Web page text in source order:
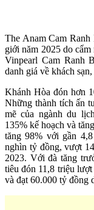
The Anam Cam
giới năm 2025 do
Vinpearl Cam Ranh
danh giá về khách
Khánh Hòa đón hơn
Những thành tích ấn
mẽ của ngành du
135% kế hoạch và
tăng 98% với gần
nghìn tỷ đồng, vượt
2023. Với đà tăng
tiêu đón 11,8 triệu
và đạt 60.000 tỷ đồng